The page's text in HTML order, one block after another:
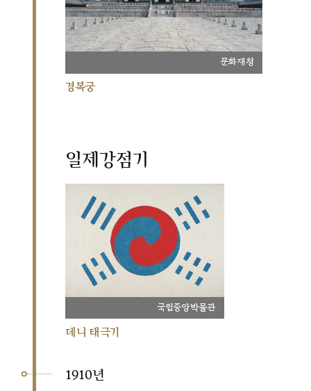
문화재청
경복궁
일제강점기
국립중앙박물관
데니 태극기
1910년